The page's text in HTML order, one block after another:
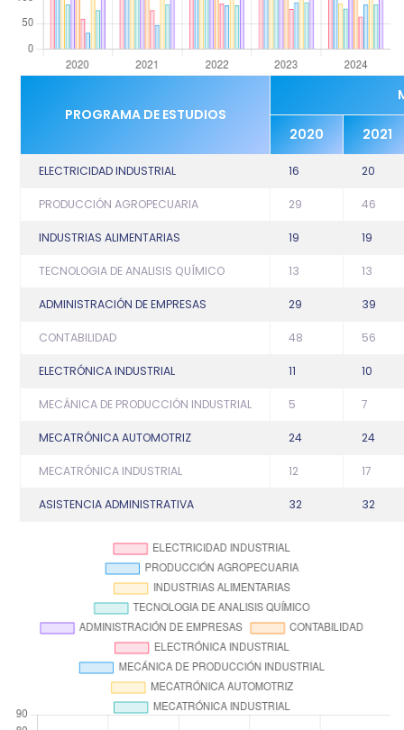
PROGRAMA DE ESTUDIOS
2020 2021
ELECTRICIDAD INDUSTRIAL 16 20
PRODUCCIÓN AGROPECUARIA 29 46
INDUSTRIAS ALIMENTARIAS 19 19
TECNOLOGIA DE ANALISIS QUÍMICO 13 13
ADMINISTRACIÓN DE EMPRESAS 29 39
CONTABILIDAD 48 56
ELECTRÓNICA INDUSTRIAL 11 10
MECÁNICA DE PRODUCCIÓN INDUSTRIAL 5 7
MECATRÓNICA AUTOMOTRIZ 24 24
MECATRÓNICA INDUSTRIAL 12 17
ASISTENCIA ADMINISTRATIVA 32 32